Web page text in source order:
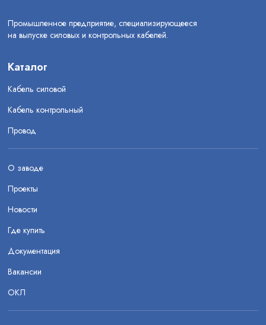
Промышленное предприятие, специализирующееся
на выпуске силовых и контрольных кабелей.
Каталог
Кабель силовой
Кабель контрольный
Провод
О заводе
Проекты
Новости
Где купить
Документация
Вакансии
ОКЛ